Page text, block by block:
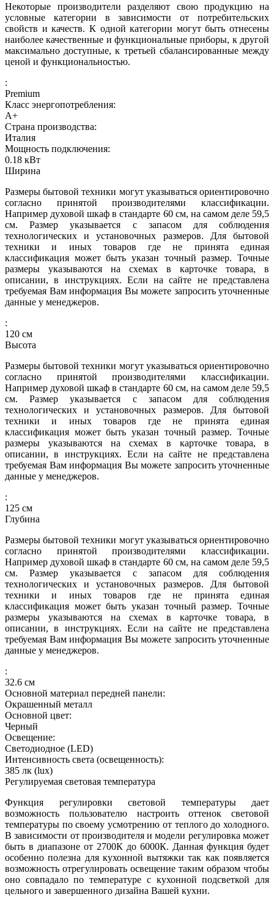
Некоторые производители разделяют свою продукцию на
условные категории в зависимости от потребительских
свойств и качеств. К одной категории могут быть отнесены
наиболее качественные и функциональные приборы, к другой
максимально доступные, к третьей сбалансированные между
ценой и функциональностью.
:
Premium
Класс энергопотребления:
A+
Страна производства:
Италия
Мощность подключения:
0.18 кВт
Ширина
Размеры бытовой техники могут указываться ориентировочно
согласно принятой производителями классификации.
Например духовой шкаф в стандарте 60 см, на самом деле 59,5
см. Размер указывается с запасом для соблюдения
технологических и установочных размеров. Для бытовой
техники и иных товаров где не принята единая
классификация может быть указан точный размер. Точные
размеры указываются на схемах в карточке товара, в
описании, в инструкциях. Если на сайте не представлена
требуемая Вам информация Вы можете запросить уточненные
данные у менеджеров.
:
120 см
Высота
Размеры бытовой техники могут указываться ориентировочно
согласно принятой производителями классификации.
Например духовой шкаф в стандарте 60 см, на самом деле 59,5
см. Размер указывается с запасом для соблюдения
технологических и установочных размеров. Для бытовой
техники и иных товаров где не принята единая
классификация может быть указан точный размер. Точные
размеры указываются на схемах в карточке товара, в
описании, в инструкциях. Если на сайте не представлена
требуемая Вам информация Вы можете запросить уточненные
данные у менеджеров.
:
125 см
Глубина
Размеры бытовой техники могут указываться ориентировочно
согласно принятой производителями классификации.
Например духовой шкаф в стандарте 60 см, на самом деле 59,5
см. Размер указывается с запасом для соблюдения
технологических и установочных размеров. Для бытовой
техники и иных товаров где не принята единая
классификация может быть указан точный размер. Точные
размеры указываются на схемах в карточке товара, в
описании, в инструкциях. Если на сайте не представлена
требуемая Вам информация Вы можете запросить уточненные
данные у менеджеров.
:
32.6 см
Основной материал передней панели:
Окрашенный металл
Основной цвет:
Черный
Освещение:
Светодиодное (LED)
Интенсивность света (освещенность):
385 лк (lux)
Регулируемая световая температура
Функция регулировки световой температуры дает
возможность пользователю настроить оттенок световой
температуры по своему усмотрению от теплого до холодного.
В зависимости от производителя и модели регулировка может
быть в диапазоне от 2700К до 6000К. Данная функция будет
особенно полезна для кухонной вытяжки так как появляется
возможность отрегулировать освещение таким образом чтобы
оно совпадало по температуре с кухонной подсветкой для
цельного и завершенного дизайна Вашей кухни.